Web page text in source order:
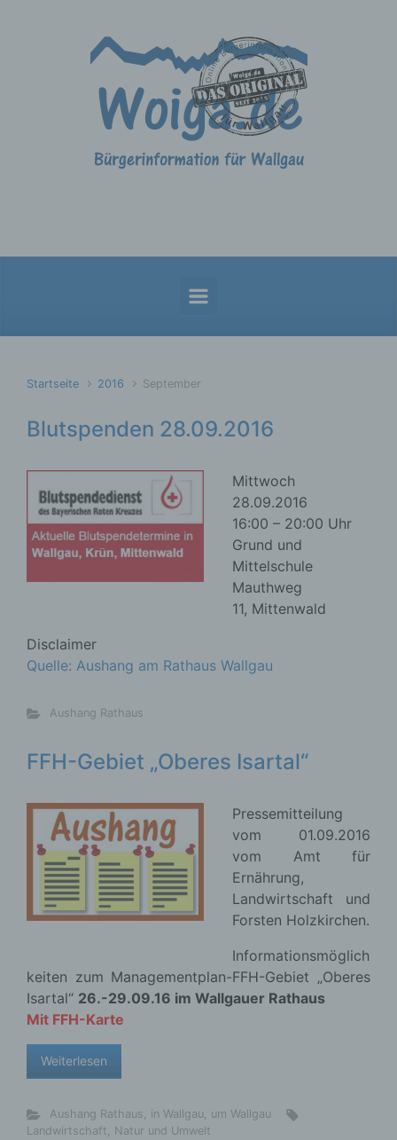
Startseite 2016 September
Blutspenden 28.09.2016
Mittwoch
28.09.2016
16:00 – 20:00 Uhr
Grund und
Mittelschule
Mauthweg
11, Mittenwald
Disclaimer
Quelle: Aushang am Rathaus Wallgau
Aushang Rathaus
FFH-Gebiet „Oberes Isartal“
Pressemitteilung
vom 01.09.2016
vom Amt für
Ernährung,
Landwirtschaft und
Forsten Holzkirchen.
Informationsmöglich
keiten zum Managementplan-FFH-Gebiet „Oberes
Isartal“ 26.-29.09.16 im Wallgauer Rathaus
Mit FFH-Karte
Weiterlesen
Aushang Rathaus, in Wallgau, um Wallgau
Landwirtschaft, Natur und Umwelt